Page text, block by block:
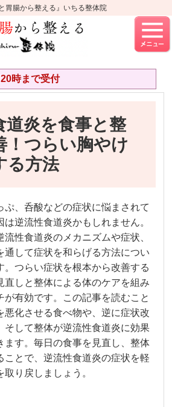
胃腸から整える』いちる整体院
時まで受付
道炎を食事と整
！つらい胸やけ
る方法
ぷ、呑酸などの症状に悩まされて
逆流性食道炎かもしれません。
流性食道炎のメカニズムや症状、
通して症状を和らげる方法につい
。つらい症状を根本から改善する
直しと整体による体のケアを組み
が有効です。この記事を読むこと
悪化させる食べ物や、逆に症状改
そして整体が逆流性食道炎に効果
ます。毎日の食事を見直し、整体
ことで、逆流性食道炎の症状を軽
り戻しましょう。